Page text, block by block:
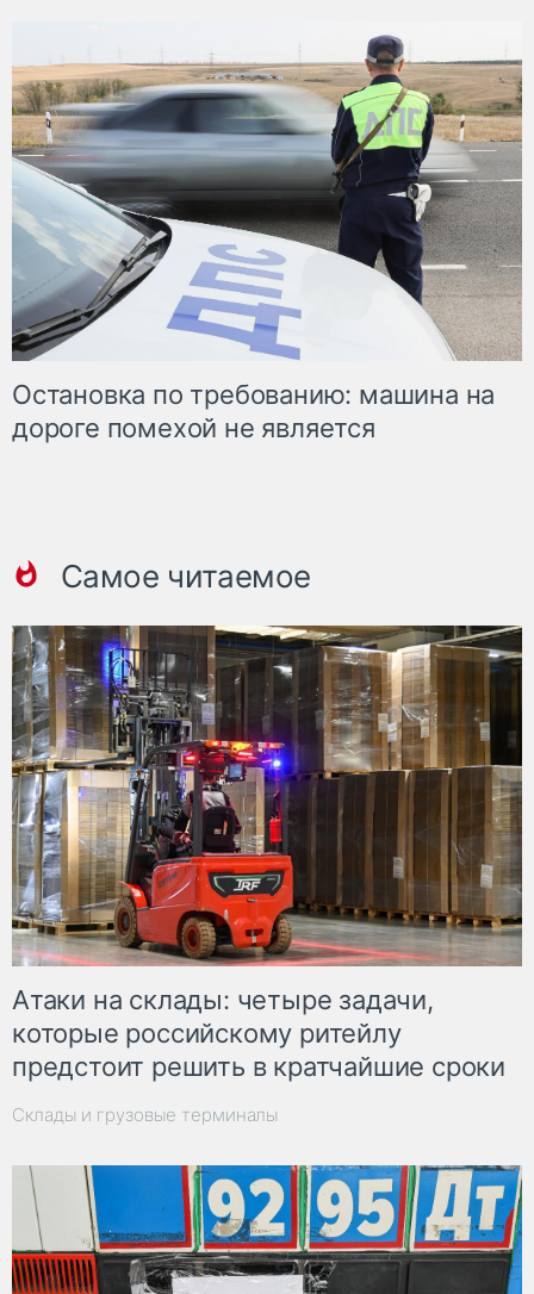
Остановка по требованию: машина на
дороге помехой не является
Самое читаемое
Атаки на склады: четыре задачи,
которые российскому ритейлу
предстоит решить в кратчайшие сроки
Склады и грузовые терминалы